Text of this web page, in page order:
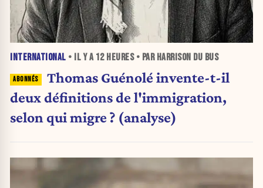
INTERNATIONAL • IL Y A 12 HEURES• PAR HARRISON DU BUS
Thomas Guénolé invente-t-il
deux définitions de l'immigration,
selon qui migre ? (analyse)